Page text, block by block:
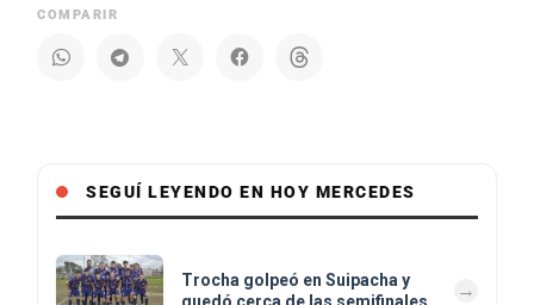
COMPARIR
SEGUÍ LEYENDO EN HOY MERCEDES
Trocha golpeó en Suipacha y
quedó cerca de las semifinales